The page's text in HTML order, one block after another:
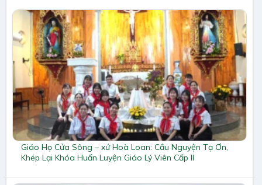
Giáo Họ Cửa Sông – xứ Hoà Loan: Cầu Nguyện Tạ Ơn,
Khép Lại Khóa Huấn Luyện Giáo Lý Viên Cấp II